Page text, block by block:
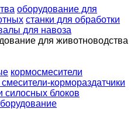
оборудование для
станки для обработки
для навоза
для животноводства
кормосмесители
кормораздатчики
силосных блоков